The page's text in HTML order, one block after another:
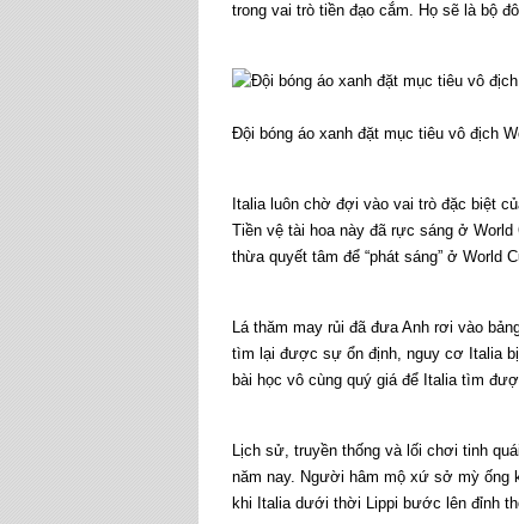
trong vai trò tiền đạo cắm. Họ sẽ là bộ
Đội bóng áo xanh đặt mục tiêu vô địch
Italia luôn chờ đợi vào vai trò đặc biệt
Tiền vệ tài hoa này đã rực sáng ở
thừa quyết tâm để “phát sáng” ở World
Lá thăm may rủi đã đưa Anh rơi vào
tìm lại được sự ổn định, nguy cơ Italia
bài học vô cùng quý giá để Italia tìm
Lịch sử, truyền thống và lối chơi tinh
năm nay. Người hâm mộ xứ sở mỳ ống
khi Italia dưới thời Lippi bước lên đỉnh